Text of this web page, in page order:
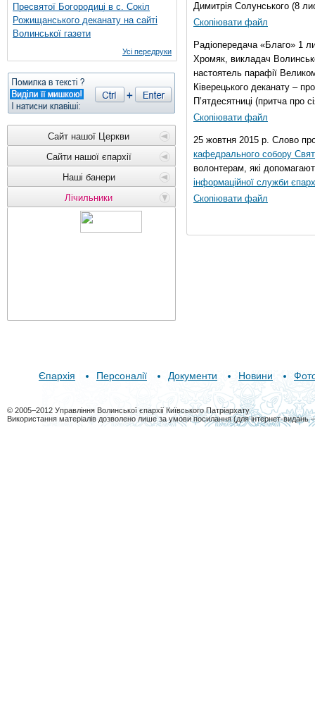
Пресвятої Богородиці в с. Сокіл
Рожищанського деканату на сайті
Волинської газети
Усі передруки
Сайт нашої Церкви
Сайти нашої єпархії
Наші банери
Лічильники
Димитрія Солунського (8
Скопіювати файл
Радіопередача «Благо» 1
Хромяк, викладач
настоятель парафії
Ківерецького деканату –
П’ятдесятниці (притча про
Скопіювати файл
25 жовтня 2015 р. Слово
кафедрального собору
волонтерам, які
інформаційної служби
Скопіювати файл
Єпархія Персоналії Документи Новини
© 2005–2012 Управління Волинської єпархії Київського Патріархату
Використання матеріалів дозволено лише за умови посилання (для інтернет-видань